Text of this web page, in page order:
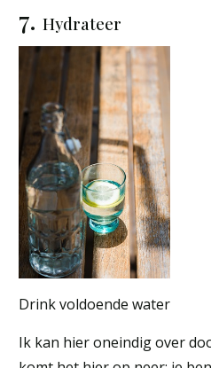
7. Hydrateer
Drink voldoende water
Ik kan hier oneindig over